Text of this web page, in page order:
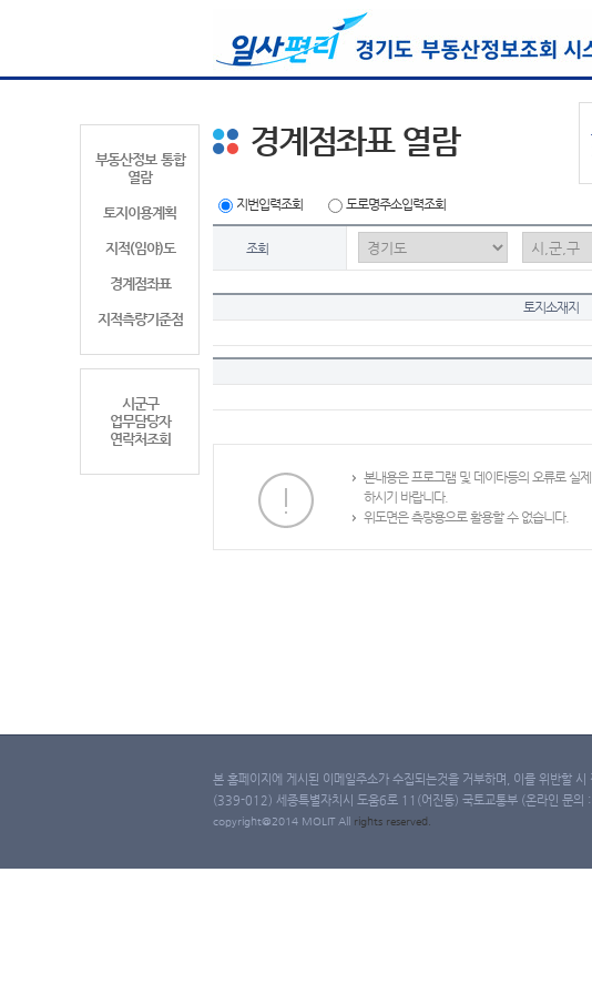
부동산정보 통합
열람
토지이용계획
지적(임야)도
경계점좌표
지적측량기준점
시군구
업무담당자
연락처조회
경계점좌표 열람
지번입력조회 도로명주소입력조회
조회
토지소재지
본내용은 프로그램 및 데이타등의 오류로 실
하시기 바랍니다.
위도면은 측량용으로 활용할 수 없습니다.
본 홈페이지에 게시된 이메일주소가 수집되는것을 거부하며, 이를 위반할
(339-012) 세종특별자치시 도움6로 11(어진동) 국토교통부 (온라인
copyright@2014 MOLIT All rights reserved.